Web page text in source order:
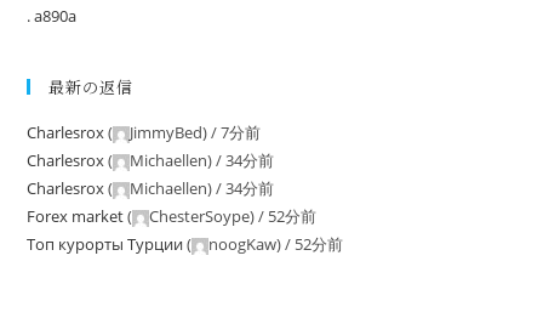
. a890a
最新の返信
Charlesrox( JimmyBed) /7分前
Charlesrox( Michaellen) /34分前
Charlesrox( Michaellen) /34分前
Forex market( ChesterSoype) / 52分前
Tоп курорты Tурции( noogKaw) / 52分前